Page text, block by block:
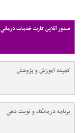
صدور آنلاین کارت خدمات درمانی
کمیته آموزش و پژوهش
برنامه درمانگاه و نوبت دهی